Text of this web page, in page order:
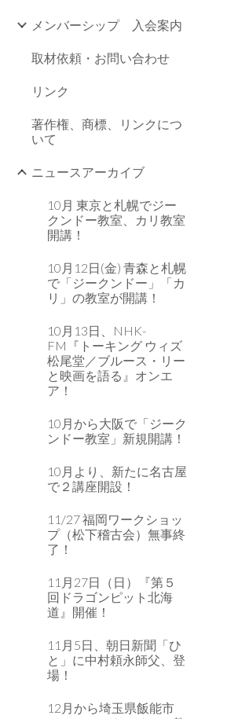
メンバーシップ 入会案内
取材依頼・お問い合わせ
リンク
著作権、商標、リンクにつ
いて
ニュースアーカイブ
10月 東京と札幌でジー
クンドー教室、カリ教室
開講！
10月12日(金) 青森と札幌
で「ジークンドー」「カ
リ」の教室が開講！
10月13日、NHK-
FM『トーキング ウィズ
松尾堂／ブルース・リー
と映画を語る』オンエ
ア！
10月から大阪で「ジーク
ンドー教室」新規開講！
10月より、新たに名古屋
で２講座開設！
11/27 福岡ワークショッ
プ（松下稽古会）無事終
了！
11月27日（日）『第５
回ドラゴンピット北海
道』開催！
11月5日、朝日新聞「ひ
と」に中村頼永師父、登
場！
12月から埼玉県飯能市